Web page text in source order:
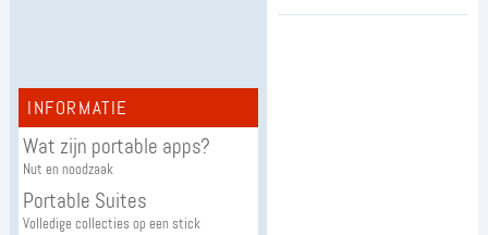
INFORMATIE
Wat zijn portable apps?
Nut en noodzaak
Portable Suites
Volledige collecties op een stick